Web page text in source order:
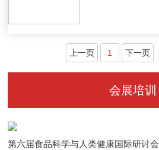
上一页 1 下一页
会展培训
第六届食品科学与人类健康国际研讨会